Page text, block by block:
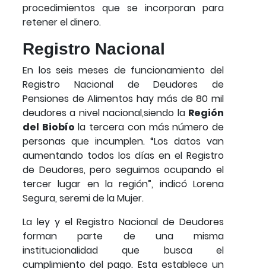
procedimientos que se incorporan para
retener el dinero.
Registro Nacional
En los seis meses de funcionamiento del
Registro Nacional de Deudores de
Pensiones de Alimentos hay más de 80 mil
deudores a nivel nacional,siendo la Región
del Biobío la tercera con más número de
personas que incumplen. “Los datos van
aumentando todos los días en el Registro
de Deudores, pero seguimos ocupando el
tercer lugar en la región”, indicó Lorena
Segura, seremi de la Mujer.
La ley y el Registro Nacional de Deudores
forman parte de una misma
institucionalidad que busca el
cumplimiento del pago. Esta establece un